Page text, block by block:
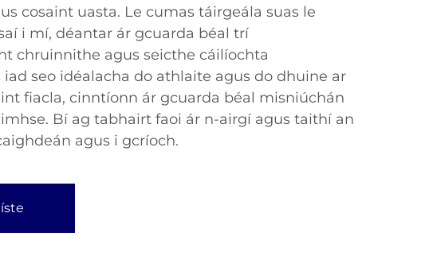
cosaint uasta. Le cumas táirgeála suas le
i mí, déantar ár gcuarda béal trí
chruinnithe agus seicthe cáilíochta
iad seo idéalacha do athlaite agus do dhuine ar
fiacla, cinntíonn ár gcuarda béal misniúchán
Bí ag tabhairt faoi ár n-airgí agus taithí an
agus i gcríoch.